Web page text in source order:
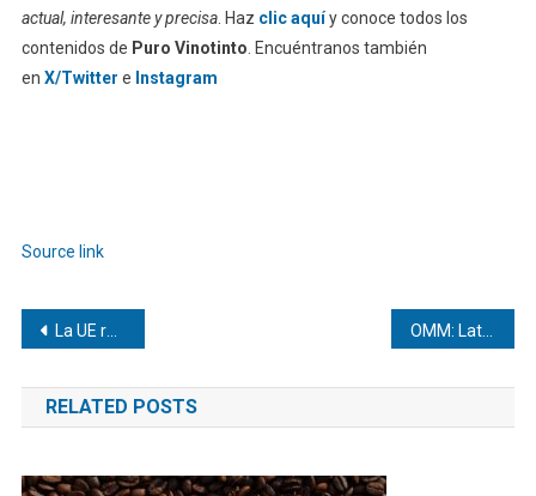
actual, interesante y precisa. Haz clic aquíy conoce todos los
contenidos de Puro Vinotinto. Encuéntranos también
en X/Twitter e Instagram
Source link
Navegación
de
entradas
La UE recorrrió 12 kilómetros de Caracas en bicicleta para apoyar a la comunidad LGTBI OMM: Latinoamérica vivió episodios de calor extremo «sin precedentes» en 2025
RELATED POSTS